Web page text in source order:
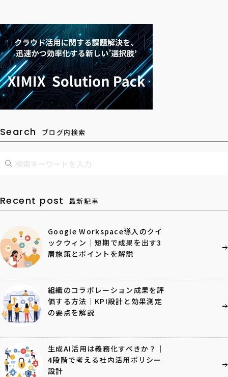
Search ブログ内検索
Recent post 最新記事
Google Workspace導入のクイ
ックウィン｜短期で成果を出す3
層施策とポイントを解説
組織のコラボレーション成果を評
価する方法｜KPI設計と効果測定
の要点を解説
生成AI活用は義務化すべきか？｜
4段階で考える社内活用ポリシー
設計